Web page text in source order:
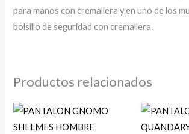
para manos con cremallera y en uno de los
bolsillo de seguridad con cremallera.
Productos relacionados